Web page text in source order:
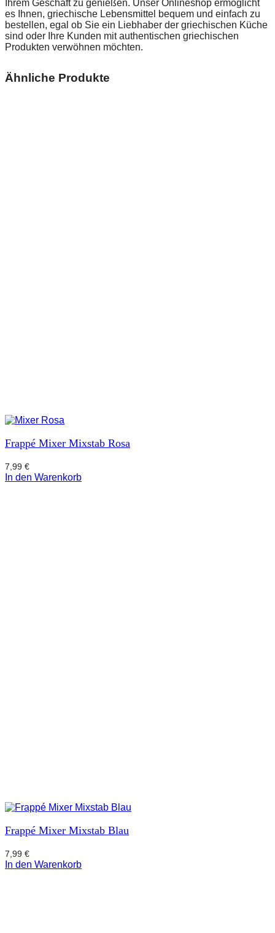
Ihrem Geschäft zu genießen. Unser Onlineshop ermöglicht
es Ihnen, griechische Lebensmittel bequem und einfach zu
bestellen, egal ob Sie ein Liebhaber der griechischen Küche
sind oder Ihre Kunden mit authentischen griechischen
Produkten verwöhnen möchten.
Ähnliche Produkte
Frappé Mixer Mixstab Rosa
7,99 €
In den Warenkorb
Frappé Mixer Mixstab Blau
7,99 €
In den Warenkorb